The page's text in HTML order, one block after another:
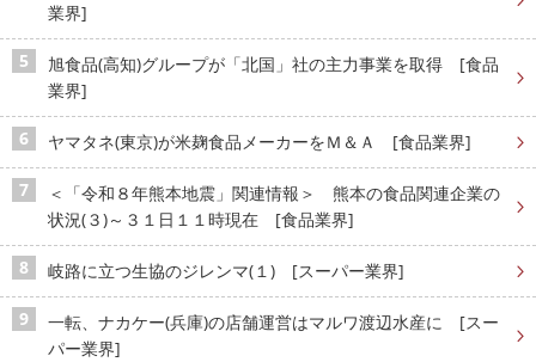
業界]
旭食品(高知)グループが「北国」社の主力事業を取得 [食品
業界]
ヤマタネ(東京)が米麹食品メーカーをＭ＆Ａ [食品業界]
＜「令和８年熊本地震」関連情報＞ 熊本の食品関連企業の
状況(３)～３１日１１時現在 [食品業界]
岐路に立つ生協のジレンマ(１) [スーパー業界]
一転、ナカケー(兵庫)の店舗運営はマルワ渡辺水産に [スー
パー業界]